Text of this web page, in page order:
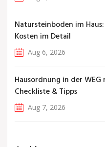
Natursteinboden im
Kosten im Detail
Aug 6, 2026
Hausordnung in der
Checkliste & Tipps
Aug 7, 2026